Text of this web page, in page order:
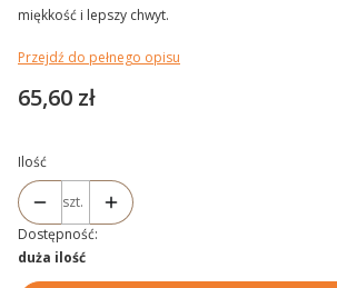
miękkość i lepszy chwyt.
Przejdź do pełnego opisu
Cena
65,60 zł
Ilość
szt.
Dostępność:
duża ilość